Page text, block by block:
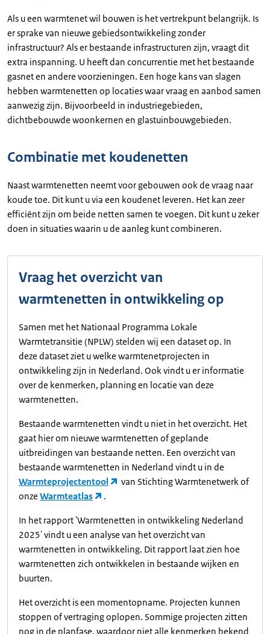
Als u een warmtenet wil bouwen is het vertrekpunt belangrijk. Is
er sprake van nieuwe gebiedsontwikkeling zonder
infrastructuur? Als er bestaande infrastructuren zijn, vraagt dit
extra inspanning. U heeft dan concurrentie met het bestaande
gasnet en andere voorzieningen. Een hoge kans van slagen
hebben warmtenetten op locaties waar vraag en aanbod samen
aanwezig zijn. Bijvoorbeeld in industriegebieden,
dichtbebouwde woonkernen en glastuinbouwgebieden.
Combinatie met koudenetten
Naast warmtenetten neemt voor gebouwen ook de vraag naar
koude toe. Dit kunt u via een koudenet leveren. Het kan zeer
efficiënt zijn om beide netten samen te voegen. Dit kunt u zeker
doen in situaties waarin u de aanleg kunt combineren.
Vraag het overzicht van
warmtenetten in ontwikkeling op
Samen met het Nationaal Programma Lokale
Warmtetransitie (NPLW) stelden wij een dataset op. In
deze dataset ziet u welke warmtenetprojecten in
ontwikkeling zijn in Nederland. Ook vindt u er informatie
over de kenmerken, planning en locatie van deze
warmtenetten.
Bestaande warmtenetten vindt u niet in het overzicht. Het
gaat hier om nieuwe warmtenetten of geplande
uitbreidingen van bestaande netten. Een overzicht van
bestaande warmtenetten in Nederland vindt u in de
Warmteprojectentool
van Stichting Warmtenetwerk of
onze Warmteatlas .
In het rapport 'Warmtenetten in ontwikkeling Nederland
2025' vindt u een analyse van het overzicht van
warmtenetten in ontwikkeling. Dit rapport laat zien hoe
warmtenetten zich ontwikkelen in bestaande wijken en
buurten.
Het overzicht is een momentopname. Projecten kunnen
stoppen of vertraging oplopen. Sommige projecten zitten
nog in de planfase, waardoor niet alle kenmerken bekend